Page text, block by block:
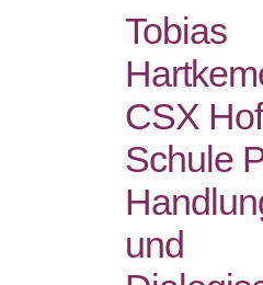
Tobias
CSX
Schule
und